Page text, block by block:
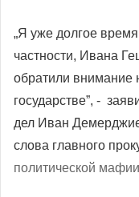
„Я уже долгое
частности, Ивана
обратили внимание
государстве”, -
дел Иван
слова главного
политической